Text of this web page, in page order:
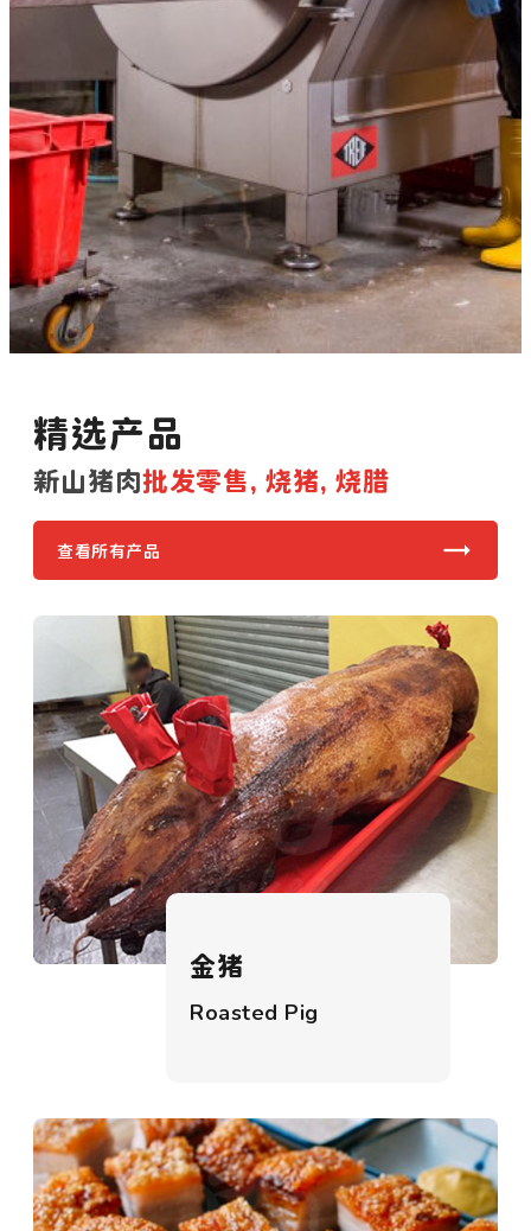
精选产品
新山猪肉批发零售, 烧猪, 烧腊
查看所有产品
金猪
Roasted Pig